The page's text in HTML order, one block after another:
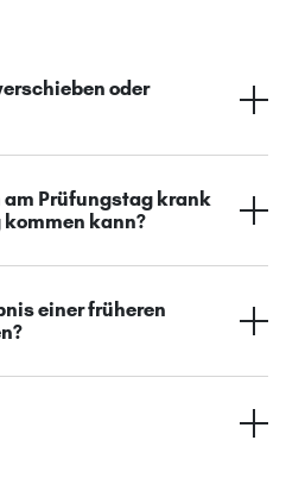
oder
am Prüfungstag krank
kommen kann?
einer früheren